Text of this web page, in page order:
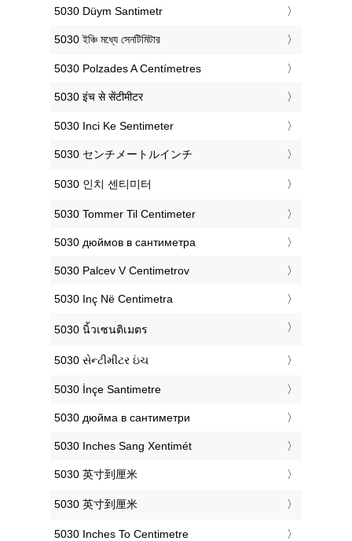
‎5030 Düym Santimetr
‎5030 ইঞ্চি মধ্যে সেনটিমিটার
‎5030 Polzades A Centímetres
‎5030 इंच से सेंटीमीटर
‎5030 Inci Ke Sentimeter
‎5030 センチメートルインチ
‎5030 인치 센티미터
‎5030 Tommer Til Centimeter
‎5030 дюймов в сантиметра
‎5030 Palcev V Centimetrov
‎5030 Inç Në Centimetra
‎5030 นิ้วเซนติเมตร
‎5030 સેન્ટીમીટર ઇંચ
‎5030 İnçe Santimetre
‎5030 дюйма в сантиметри
‎5030 Inches Sang Xentimét
‎5030 英寸到厘米
‎5030 英寸到厘米
‎5030 Inches To Centimetre